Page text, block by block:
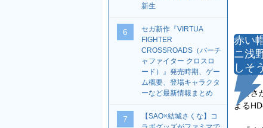
赤い
ニ浅
しそ
まさか
よる
新生
6
セガ新作『VIRTUA
FIGHTER
CROSSROADS（バーチ
ャファイター クロスロ
ード）』発売時期、ゲー
ム概要、登場キャラクタ
ーなど最新情報まとめ
7
【SAO×結城さくな】コ